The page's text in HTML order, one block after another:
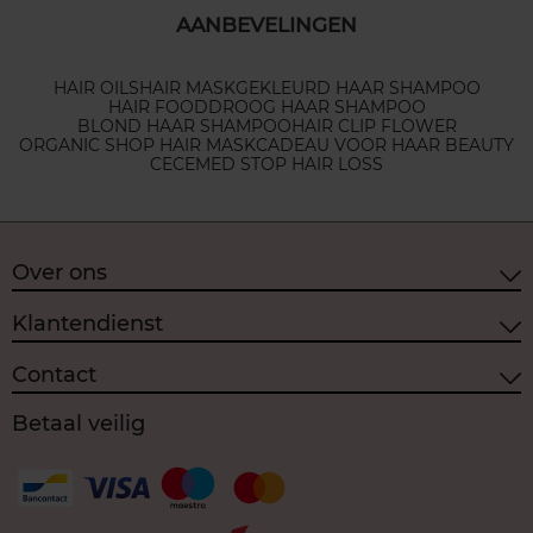
AANBEVELINGEN
HAIR OILSHAIR MASKGEKLEURD HAAR SHAMPOO
HAIR FOODDROOG HAAR SHAMPOO
BLOND HAAR SHAMPOOHAIR CLIP FLOWER
ORGANIC SHOP HAIR MASKCADEAU VOOR HAAR BEAUTY
CECEMED STOP HAIR LOSS
Over ons
Klantendienst
Contact
Betaal veilig